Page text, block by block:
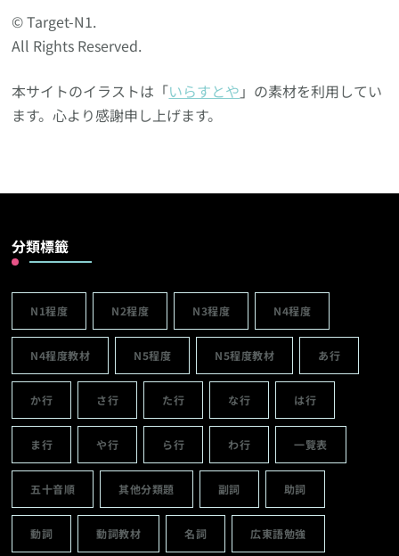
© Target-N1.
All Rights Reserved.
本サイトのイラストは「いらすとや 」の素材を利用してい
ます。心より感謝申し上げます。
分類標籤
N1程度 N2程度 N3程度 N4程度
N4程度教材 N5程度 N5程度教材 あ行
か行 さ行 た行 な行 は行
ま行 や行 ら行 わ行 一覽表
五十音順 其他分類題 副詞 助詞
動詞 動詞教材 名詞 広東語勉強